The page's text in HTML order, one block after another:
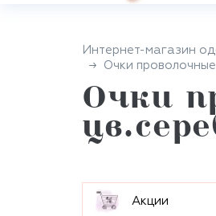
Интернет-магазин
Очки
Очки
Aкции